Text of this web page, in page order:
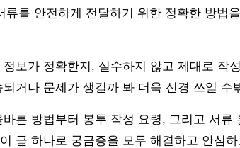
류를 안전하게 전달하기 위한 정확한 방법
보가 정확한지, 실수하지 않고 제대로 작
거나 문제가 생길까 봐 더욱 신경 쓰일 수
른 방법부터 봉투 작성 요령, 그리고 서류
글 하나로 궁금증을 모두 해결하고 안심